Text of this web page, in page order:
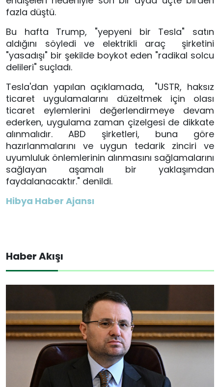
fazla düştü.
Bu hafta Trump, "yepyeni bir Tesla" satın
aldığını söyledi ve elektrikli araç şirketini
"yasadışı" bir şekilde boykot eden "radikal solcu
delileri" suçladı.
Tesla'dan yapılan açıklamada, "USTR, haksız
ticaret uygulamalarını düzeltmek için olası
ticaret eylemlerini değerlendirmeye devam
ederken, uygulama zaman çizelgesi de dikkate
alınmalıdır. ABD şirketleri, buna göre
hazırlanmalarını ve uygun tedarik zinciri ve
uyumluluk önlemlerinin alınmasını sağlamalarını
sağlayan aşamalı bir yaklaşımdan
faydalanacaktır." denildi.
Hibya Haber Ajansı
Haber Akışı